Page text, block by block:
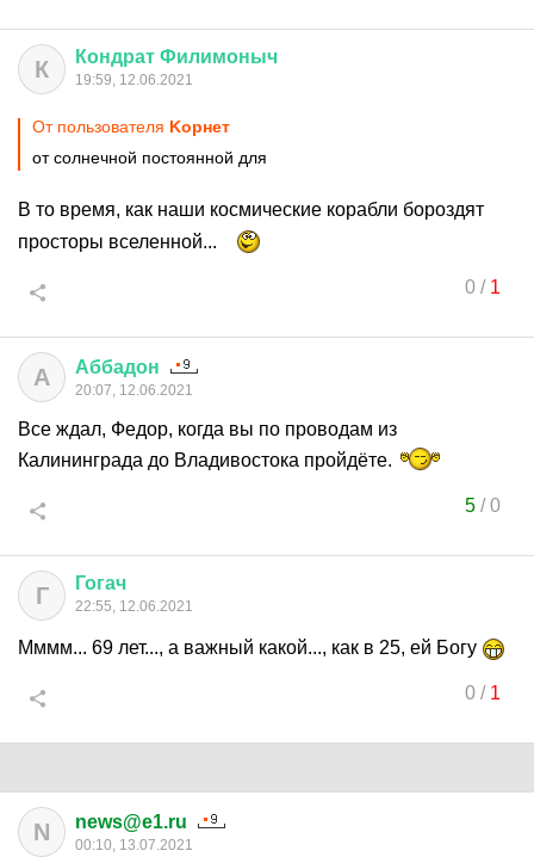
К Кондрат Филимоныч
19:59, 12.06.2021
От пользователя Kорнет
от солнечной постоянной для
В то время, как наши космические корабли бороздят
просторы вселенной...
0/ 1
А Аббадон
20:07, 12.06.2021
Все ждал, Федор, когда вы по проводам из
Калининграда до Владивостока пройдёте.
5/0
Г Гогач
22:55, 12.06.2021
Мммм... 69 лет..., а важный какой..., как в 25, ей Богу
0/ 1
N news@e1.ru
00:10, 13.07.2021